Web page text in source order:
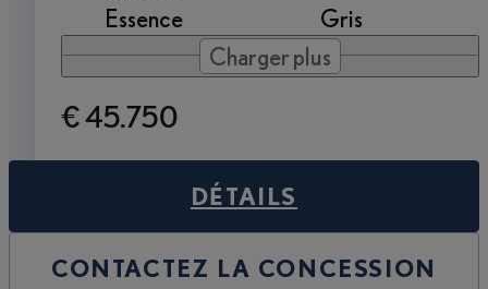
Essence
Gris
Charger plus
€ 45.750
DÉTAILS
CONTACTEZ LA CONCESSION